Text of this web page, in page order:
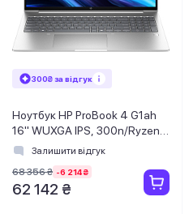
300₴ за відгук
Ноутбук HP ProBook 4 G1ah
16" WUXGA IPS, 300n/Ryzen
5-220
Підсв/Win11Pro
Залишити відгук
68 356 ₴ -6 214 ₴
62 142 ₴